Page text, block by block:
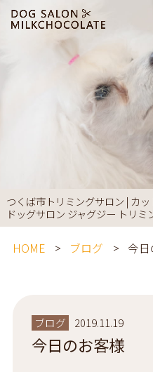
つくば市トリミングサロン | カ
ドッグサロン ジャグジー トリミ
HOME ブログ 今
ブログ 2019.11.19
今日のお客様